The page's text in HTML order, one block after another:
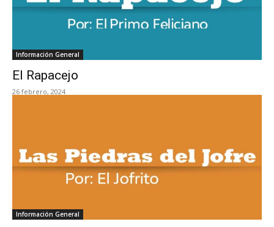
Información General
El Rapacejo
26 febrero, 2024
Información General